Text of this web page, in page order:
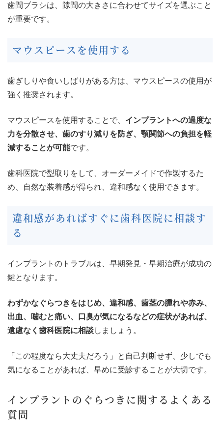
歯間ブラシは、隙間の大きさに合わせてサイズを選ぶこと
が重要です。
マウスピースを使用する
歯ぎしりや食いしばりがある方は、マウスピースの使用が
強く推奨されます。
マウスピースを使用することで、 インプラントへの過度な
力を分散させ、歯のすり減りを防ぎ、顎関節への負担を軽
減することが可能です。
歯科医院で型取りをして、オーダーメイドで作製するた
め、自然な装着感が得られ、違和感なく使用できます。
違和感があればすぐに歯科医院に相談す
る
インプラントのトラブルは、早期発見・早期治療が成功の
鍵となります。
わずかなぐらつきをはじめ、違和感、歯茎の腫れや赤み、
出血、噛むと痛い、口臭が気になるなどの症状があれば、
遠慮なく歯科医院に相談しましょう。
「この程度なら大丈夫だろう」と自己判断せず、少しでも
気になることがあれば、早めに受診することが大切です。
インプラントのぐらつきに関するよくある
質問